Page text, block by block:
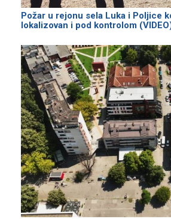
Požar u rejonu sela Luka i Poljice
lokalizovan i pod kontrolom